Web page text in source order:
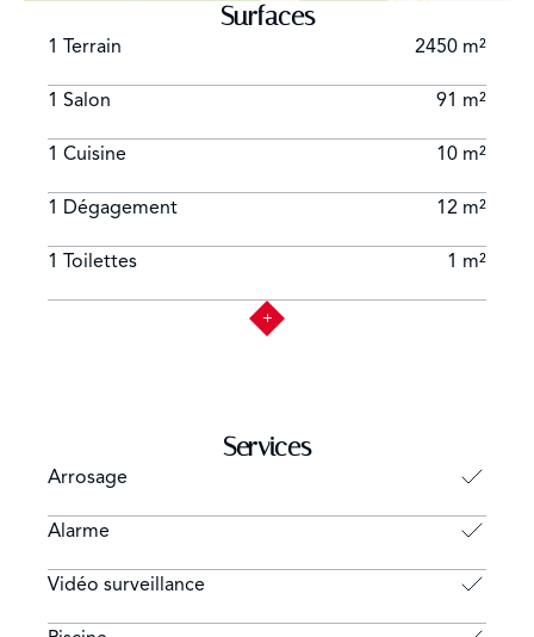
Surfaces
1 Terrain 2450 m²
1 Salon 91 m²
1 Cuisine 10 m²
1 Dégagement 12 m²
1 Toilettes 1 m²
Services
Arrosage
Alarme
Vidéo surveillance